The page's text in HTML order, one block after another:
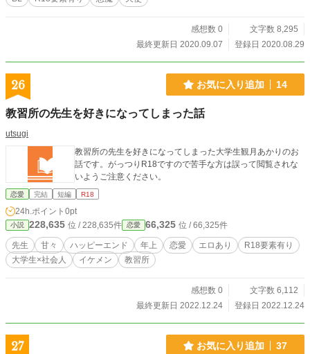
感想数 0
文字数 8,295
最終更新日 2020.09.07
登録日 2020.08.29
26 お気に入り追加 14
教習所の先生を好きになってしまった話
utsugi
教習所の先生を好きになってしまった大学生観月あかりのお
話です。がっつりR18ですので苦手な方は誤って閲覧されな
いようご注意ください。
恋愛 完結 短編 R18
24h.ポイント 0pt
小説 228,635 位 / 228,635件 恋愛 66,325 位 / 66,325件
先生 甘々 ハッピーエンド 年上 恋愛 エロあり
R18要素有り
大学生×社会人
イケメン 教習所
感想数 0
文字数 6,112
最終更新日 2022.12.24
登録日 2022.12.24
27 お気に入り追加 37